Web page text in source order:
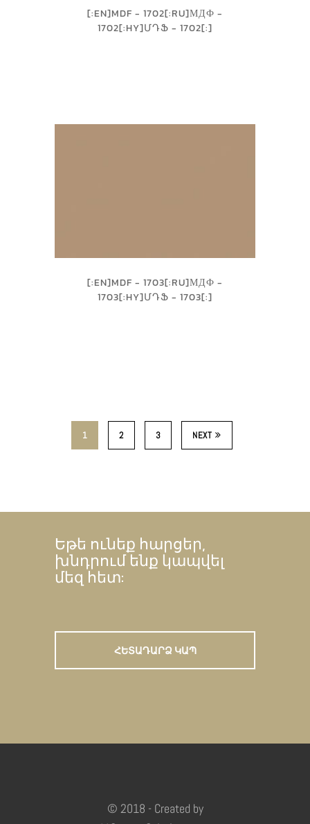
[:EN]MDF - 1702[:RU]МДФ -
1702[:HY]ՄԴՖ - 1702[:]
[:EN]MDF - 1703[:RU]МДФ -
1703[:HY]ՄԴՖ - 1703[:]
1 2 3 NEXT
Եթե ունեք հարցեր,
խնդրում ենք կապվել
մեզ հետ:
ՀԵՏԱԴԱՐՁ ԿԱՊ
© 2018 - Created by